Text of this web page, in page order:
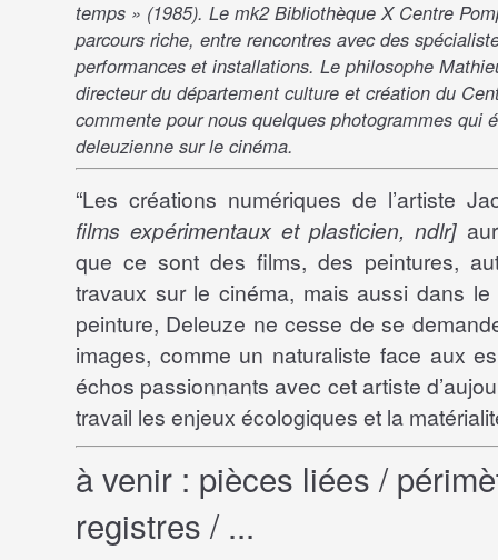
temps » (1985). Le mk2 Bibliothèque X Centre
parcours riche, entre rencontres avec des
performances et installations. Le philosophe
directeur du département culture et création du
commente pour nous quelques photogrammes qui
deleuzienne sur le cinéma.
“Les créations numériques de l’artiste
films expérimentaux et plasticien, ndlr]
que ce sont des films, des peintures,
travaux sur le cinéma, mais aussi dans
peinture, Deleuze ne cesse de se
images, comme un naturaliste face aux
échos passionnants avec cet artiste
travail les enjeux écologiques et la
à venir : pièces liées /
registres / ...